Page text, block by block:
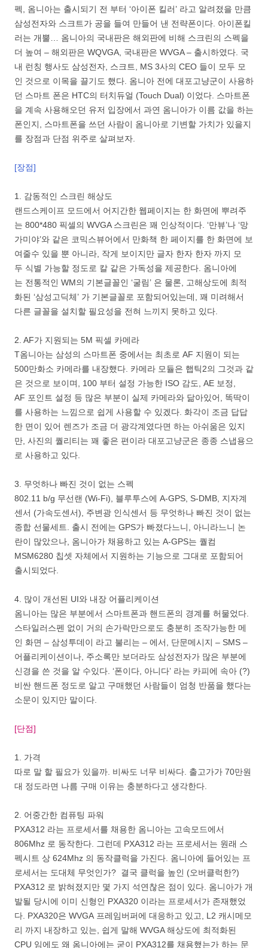
펙, 옴니아는 출시되기 전 부터 ‘아이폰 킬러’ 라고 알려졌을 만큼
삼성전자와 스크트가 공을 들여 만들어 낸 전략폰이다. 아이폰킬
러는 개뿔… 옴니아의 국내판은 해외판에 비해 스크린의 스펙을
더 높여 – 해외판은 WQVGA, 국내판은 WVGA – 출시하였다. 국
내 런칭 행사도 삼성전자, 스크트, MS 3사의 CEO 들이 모두 모
인 것으로 이목을 끌기도 했다. 옴니아 전에 대포고냥군이 사용하
던 스마트 폰은 HTC의 터치듀얼 (Touch Dual) 이었다. 스마트폰
을 계속 사용해오던 유저 입장에서 과연 옴니아가 이름 값을 하는
폰인지, 스마트폰을 쓰던 사람이 옴니아로 기변할 가치가 있을지
를 장점과 단점 위주로 살펴보자.
[장점]
1. 감동적인 스크린 해상도
랜드스케이프 모드에서 어지간한 웹페이지는 한 화면에 뿌려주
는 800*480 픽셀의 WVGA 스크린은 꽤 인상적이다. ‘만뷰’나 ‘망
가미야’와 같은 코믹스뷰어에서 만화책 한 페이지를 한 화면에 보
여줄수 있을 뿐 아니라, 작게 보이지만 글자 한자 한자 까지 모
두 식별 가능할 정도로 칼 같은 가독성을 제공한다. 옴니아에
는 전통적인 WM의 기본글꼴인 ‘굴림’ 은 물론, 고해상도에 최적
화된 ‘삼성고딕체’ 가 기본글꼴로 포함되어있는데, 꽤 미려해서
다른 글꼴을 설치할 필요성을 전혀 느끼지 못하고 있다.
2. AF가 지원되는 5M 픽셀 카메라
T옴니아는 삼성의 스마트폰 중에서는 최초로 AF 지원이 되는
500만화소 카메라를 내장했다. 카메라 모듈은 햅틱2의 그것과 같
은 것으로 보이며, 100 부터 설정 가능한 ISO 감도, AE 보정,
AF 포인트 설정 등 많은 부분이 실제 카메라와 닮아있어, 똑딱이
를 사용하는 느낌으로 쉽게 사용할 수 있겠다. 화각이 조금 답답
한 면이 있어 렌즈가 조금 더 광각계였다면 하는 아쉬움은 있지
만, 사진의 퀄리티는 꽤 좋은 편이라 대포고냥군은 종종 스냅용으
로 사용하고 있다.
3. 무엇하나 빠진 것이 없는 스펙
802.11 b/g 무선랜 (Wi-Fi), 블루투스에 A-GPS, S-DMB, 지자계
센서 (가속도센서), 주변광 인식센서 등 무엇하나 빠진 것이 없는
종합 선물세트. 출시 전에는 GPS가 빠졌다느니, 아니라느니 논
란이 많았으나, 옴니아가 채용하고 있는 A-GPS는 퀄컴
MSM6280 칩셋 자체에서 지원하는 기능으로 그대로 포함되어
출시되었다.
4. 많이 개선된 UI와 내장 어플리케이션
옴니아는 많은 부분에서 스마트폰과 핸드폰의 경계를 허물었다.
스타일러스펜 없이 거의 손가락만으로도 충분히 조작가능한 메
인 화면 – 삼성투데이 라고 불리는 – 에서, 단문메시지 – SMS –
어플리케이션이나, 주소록만 보더라도 삼성전자가 많은 부분에
신경을 쓴 것을 알 수있다. ‘폰이다, 아니다’ 라는 카피에 속아 (?)
비싼 핸드폰 정도로 알고 구매했던 사람들이 엄청 반품을 했다는
소문이 있지만 말이다.
[단점]
1. 가격
따로 말 할 필요가 있을까. 비싸도 너무 비싸다. 출고가가 70만원
대 정도라면 나름 구매 이유는 충분하다고 생각한다.
2. 어중간한 컴퓨팅 파워
PXA312 라는 프로세서를 채용한 옴니아는 고속모드에서
806Mhz 로 동작한다. 그런데 PXA312 라는 프로세서는 원래 스
펙시트 상 624Mhz 의 동작클럭을 가진다. 옴니아에 들어있는 프
로세서는 도대체 무엇인가? 결국 클럭을 높인 (오버클럭한?)
PXA312 로 밝혀졌지만 몇 가지 석연찮은 점이 있다. 옴니아가 개
발될 당시에 이미 신형인 PXA320 이라는 프로세서가 존재했었
다. PXA320은 WVGA 프레임버퍼에 대응하고 있고, L2 캐시메모
리 까지 내장하고 있는, 쉽게 말해 WVGA 해상도에 최적화된
CPU 임에도 왜 옴니아에는 굳이 PXA312를 채용했는가 하는 문